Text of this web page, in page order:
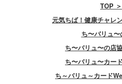
TOP ＞
元気ちば！健康チャレ
ち〜バリュ〜
ち〜バリュ〜の店
ち〜バリュ〜カー
ち～バリュ～カード